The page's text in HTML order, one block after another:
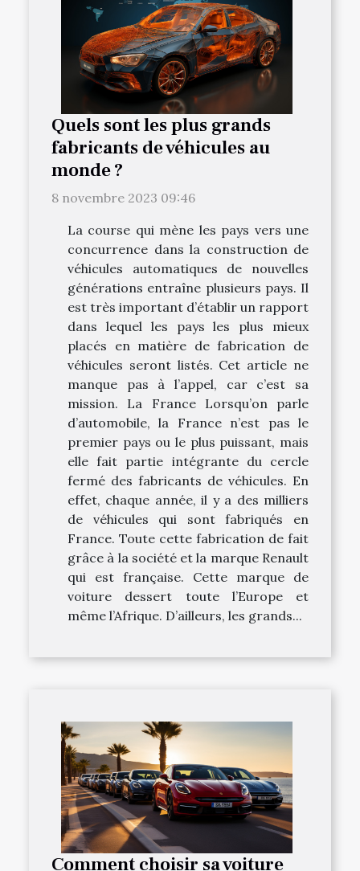
Quels sont les plus grands
fabricants de véhicules au
monde ?
8 novembre 2023 09:46
La course qui mène les pays vers une
concurrence dans la construction de
véhicules automatiques de nouvelles
générations entraîne plusieurs pays. Il
est très important d’établir un rapport
dans lequel les pays les plus mieux
placés en matière de fabrication de
véhicules seront listés. Cet article ne
manque pas à l’appel, car c’est sa
mission. La France Lorsqu’on parle
d’automobile, la France n’est pas le
premier pays ou le plus puissant, mais
elle fait partie intégrante du cercle
fermé des fabricants de véhicules. En
effet, chaque année, il y a des milliers
de véhicules qui sont fabriqués en
France. Toute cette fabrication de fait
grâce à la société et la marque Renault
qui est française. Cette marque de
voiture dessert toute l’Europe et
même l’Afrique. D’ailleurs, les grands...
Comment choisir sa voiture